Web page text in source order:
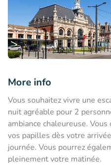
More info
Vous souhaitez vivre une
nuit agréable pour 2
ambiance chaleureuse.
vos papilles dès votre
journée. Vous pourrez
pleinement votre matinée.